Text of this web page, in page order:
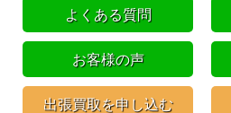
よくある質問
お客様の声
出張買取を申し込む